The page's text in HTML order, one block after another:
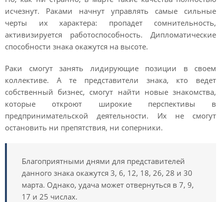
исчезнут. Раками начнут управлять самые сильные
черты их характера: пропадет сомнительность,
активизируется работоспособность. Дипломатические
способности знака окажутся на высоте.
Раки смогут занять лидирующие позиции в своем
коллективе. А те представители знака, кто ведет
собственный бизнес, смогут найти новые знакомства,
которые откроют широкие перспективы в
предпринимательской деятельности. Их не смогут
остановить ни препятствия, ни соперники.
Благоприятными днями для представителей
данного знака окажутся 3, 6, 12, 18, 26, 28 и 30
марта. Однако, удача может отвернуться в 7, 9,
17 и 25 числах.